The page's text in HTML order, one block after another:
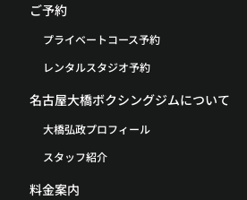
ご予約
プライベートコース予約
レンタルスタジオ予約
名古屋大橋ボクシングジムについて
大橋弘政プロフィール
スタッフ紹介
料金案内